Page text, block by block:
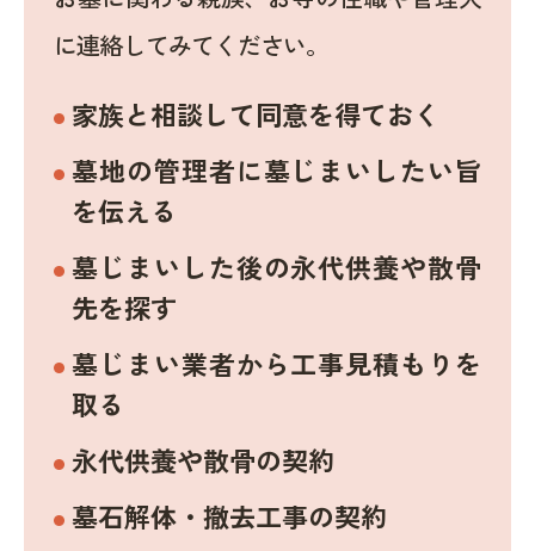
に連絡してみてください。
家族と相談して同意を得ておく
墓地の管理者に墓じまいしたい旨
を伝える
墓じまいした後の永代供養や散骨
先を探す
墓じまい業者から工事見積もりを
取る
永代供養や散骨の契約
墓石解体・撤去工事の契約